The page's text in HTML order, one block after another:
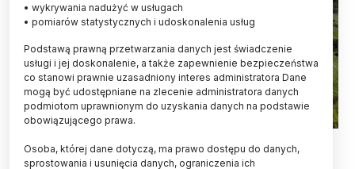
• wykrywania nadużyć w usługach
• pomiarów statystycznych i udoskonalenia usług
Podstawą prawną przetwarzania danych jest świadczenie
usługi i jej doskonalenie, a także zapewnienie bezpieczeństwa
co stanowi prawnie uzasadniony interes administratora Dane
mogą być udostępniane na zlecenie administratora danych
podmiotom uprawnionym do uzyskania danych na podstawie
obowiązującego prawa.
Osoba, której dane dotyczą, ma prawo dostępu do danych,
sprostowania i usunięcia danych, ograniczenia ich